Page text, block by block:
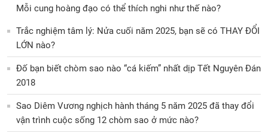
Mỗi cung hoàng đạo có thể thích nghi như thế nào?
Trắc nghiệm tâm lý: Nửa cuối năm 2025, bạn sẽ có THAY ĐỔI
LỚN nào?
Đố bạn biết chòm sao nào “cá kiếm” nhất dịp Tết Nguyên Đán
2018
Sao Diêm Vương nghịch hành tháng 5 năm 2025 đã thay đổi
vận trình cuộc sống 12 chòm sao ở mức nào?